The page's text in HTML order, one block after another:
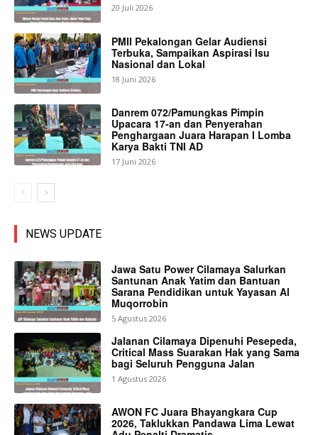
20 Juli 2026
PMII Pekalongan Gelar Audiensi
Terbuka, Sampaikan Aspirasi Isu
Nasional dan Lokal
18 Juni 2026
Danrem 072/Pamungkas Pimpin
Upacara 17-an dan Penyerahan
Penghargaan Juara Harapan I Lomba
Karya Bakti TNI AD
17 Juni 2026
NEWS UPDATE
Jawa Satu Power Cilamaya Salurkan
Santunan Anak Yatim dan Bantuan
Sarana Pendidikan untuk Yayasan Al
Muqorrobin
5 Agustus 2026
Jalanan Cilamaya Dipenuhi Pesepeda,
Critical Mass Suarakan Hak yang Sama
bagi Seluruh Pengguna Jalan
1 Agustus 2026
AWON FC Juara Bhayangkara Cup
2026, Taklukkan Pandawa Lima Lewat